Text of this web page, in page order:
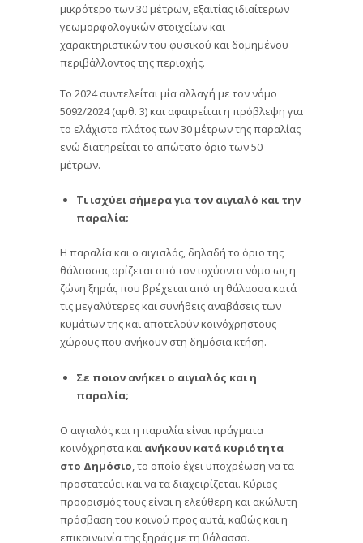
μικρότερο των 30 μέτρων, εξαιτίας ιδιαίτερων
γεωμορφολογικών στοιχείων και
χαρακτηριστικών του φυσικού και δομημένου
περιβάλλοντος της περιοχής.
Το 2024 συντελείται μία αλλαγή με τον νόμο
5092/2024 (αρθ. 3) και αφαιρείται η πρόβλεψη για
το ελάχιστο πλάτος των 30 μέτρων της παραλίας
ενώ διατηρείται το απώτατο όριο των 50
μέτρων.
Τι ισχύει σήμερα για τον αιγιαλό και την
παραλία;
Η παραλία και ο αιγιαλός, δηλαδή το όριο της
θάλασσας ορίζεται από τον ισχύοντα νόμο ως η
ζώνη ξηράς που βρέχεται από τη θάλασσα κατά
τις μεγαλύτερες και συνήθεις αναβάσεις των
κυμάτων της και αποτελούν κοινόχρηστους
χώρους που ανήκουν στη δημόσια κτήση.
Σε ποιον ανήκει ο αιγιαλός και η
παραλία;
Ο αιγιαλός και η παραλία είναι πράγµατα
κοινόχρηστα και ανήκουν κατά κυριότητα
στο Δημόσιο , το οποίο έχει υποχρέωση να τα
προστατεύει και να τα διαχειρίζεται. Κύριος
προορισμός τους είναι η ελεύθερη και ακώλυτη
πρόσβαση του κοινού προς αυτά, καθώς και η
επικοινωνία της ξηράς µε τη θάλασσα.